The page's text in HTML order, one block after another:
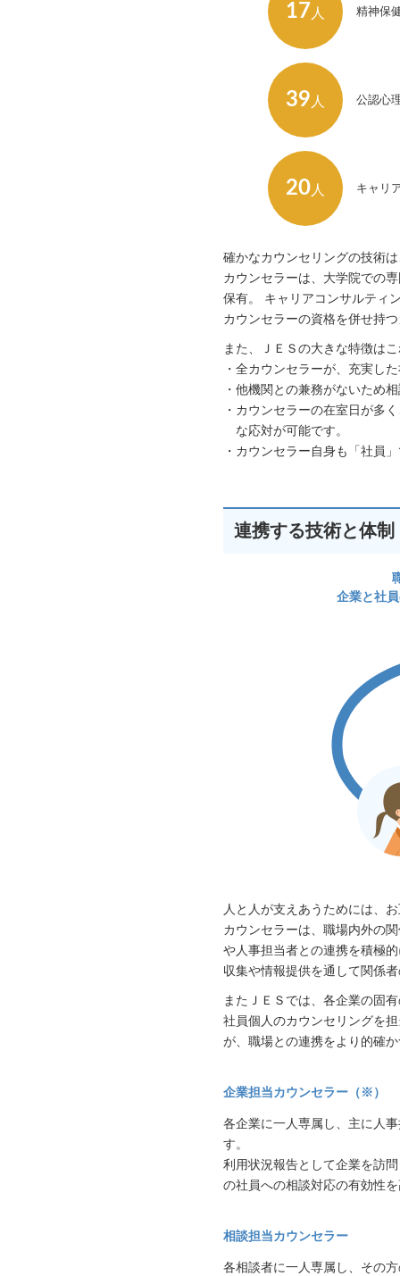
17 人 精神保
39 人 公認心
20 人 キャリ
確かなカウンセリングの技術
カウンセラーは、大学院での
保有。 キャリアコンサルティ
カウンセラーの資格を併せ持
また、ＪＥＳの大きな特徴は
・全カウンセラーが、充実し
・他機関との兼務がないため
・カウンセラーの在室日が多
な応対が可能です。
・カウンセラー自身も「社員
連携する技術と体
企業と社
人と人が支えあうためには、
カウンセラーは、職場内外の
や人事担当者との連携を積極
収集や情報提供を通して関係
またＪＥＳでは、各企業の固
社員個人のカウンセリングを
が、職場との連携をより的確
企業担当カウンセラー（※）
各企業に一人専属し、主に人
す。
利用状況報告として企業を訪
の社員への相談対応の有効性
相談担当カウンセラー
各相談者に一人専属し、その